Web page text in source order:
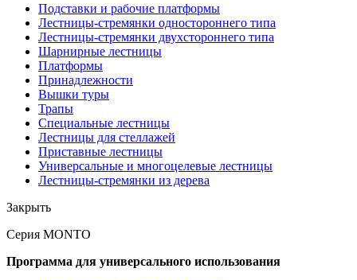
Подставки и рабочие платформы
Лестницы-стремянки одностороннего типа
Лестницы-стремянки двухстороннего типа
Шарнирные лестницы
Платформы
Принадлежности
Вышки туры
Трапы
Специальные лестницы
Лестницы для стеллажей
Приставные лестницы
Универсальные и многоцелевые лестницы
Лестницы-стремянки из дерева
Закрыть
Серия MONTO
Программа для универсального использования